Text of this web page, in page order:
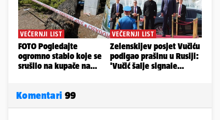
Komentari 99